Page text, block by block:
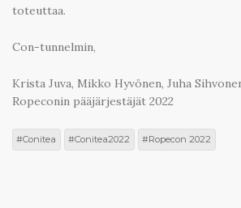
toteuttaa.
Con-tunnelmin,
Krista Juva, Mikko Hyvönen, Juha
Ropeconin pääjärjestäjät 2022
Conitea Conitea2022 Ropecon 2022